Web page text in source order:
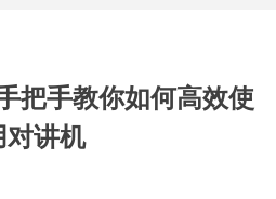
把手教你如何高效使
对讲机